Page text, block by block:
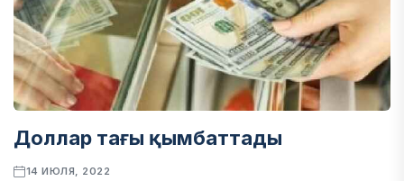
Доллар тағы қымбаттады
14 ИЮЛЯ, 2022